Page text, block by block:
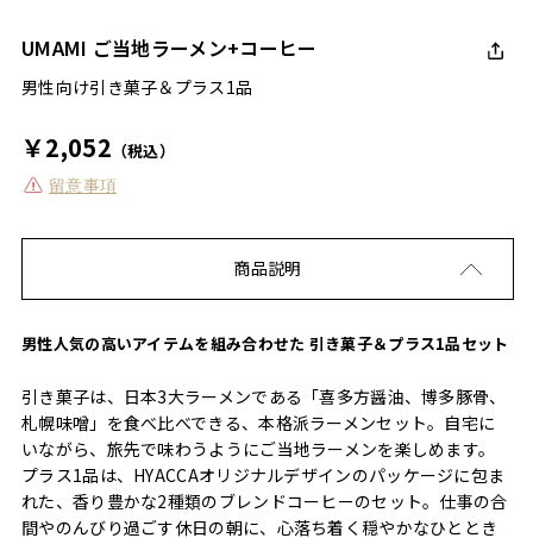
UMAMI ご当地ラーメン+コーヒー
男性向け引き菓子＆プラス1品
￥2,052 （税込）
留意事項
商品説明
男性人気の高いアイテムを組み合わせた 引き菓子＆プラス1品セット
引き菓子は、日本3大ラーメンである「喜多方醤油、博多豚骨、
札幌味噌」を食べ比べできる、本格派ラーメンセット。自宅に
いながら、旅先で味わうようにご当地ラーメンを楽しめます。
プラス1品は、HYACCAオリジナルデザインのパッケージに包ま
れた、香り豊かな2種類のブレンドコーヒーのセット。仕事の合
間やのんびり過ごす休日の朝に、心落ち着く穏やかなひととき